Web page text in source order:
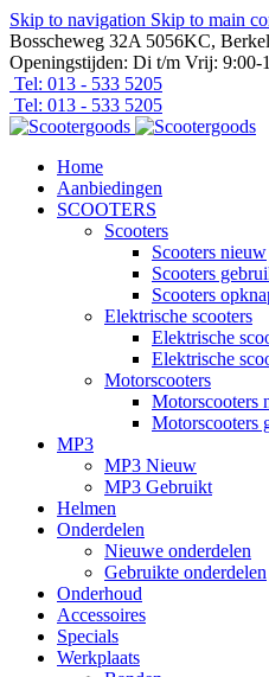
Skip to navigation Skip to main
Bosscheweg 32A 5056KC,
Openingstijden: Di t/m Vrij: 9:00-
Tel: 013 - 533 5205
Tel: 013 - 533 5205
Home
Aanbiedingen
SCOOTERS
Scooters
Scooters nieuw
Scooters
Scooters
Elektrische scooters
Elektrische
Elektrische
Motorscooters
Motorscooters
Motorscooters
MP3
MP3 Nieuw
MP3 Gebruikt
Helmen
Onderdelen
Nieuwe onderdelen
Gebruikte onderdelen
Onderhoud
Accessoires
Specials
Werkplaats